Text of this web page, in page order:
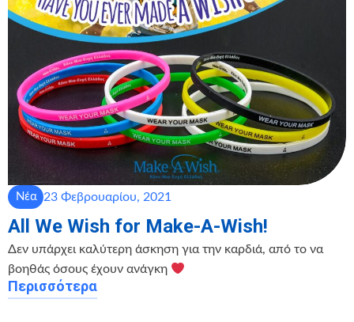
Νέα 23 Φεβρουαρίου, 2021
All We Wish for Make-A-Wish!
Δεν υπάρχει καλύτερη άσκηση για την καρδιά, από το να
βοηθάς όσους έχουν ανάγκη
Περισσότερα